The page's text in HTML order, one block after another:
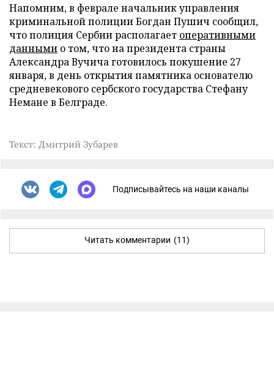
Напомним, в феврале начальник управления
криминальной полиции Богдан Пушич сообщил,
что полиция Сербии располагает оперативными
данными о том, что на президента страны
Александра Вучича готовилось покушение 27
января, в день открытия памятника основателю
средневекового сербского государства Стефану
Немане в Белграде.
Текст: Дмитрий Зубарев
Подписывайтесь на наши каналы
Читать комментарии (11)